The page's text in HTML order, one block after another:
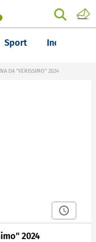
Sport Inchieste
DA "VERISSIMO" 2024
2024